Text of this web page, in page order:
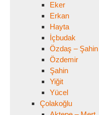
Eker
Erkan
Hayta
İçbudak
Özdaş – Şahin
Özdemir
Şahin
Yiğit
Yücel
Çolakoğlu